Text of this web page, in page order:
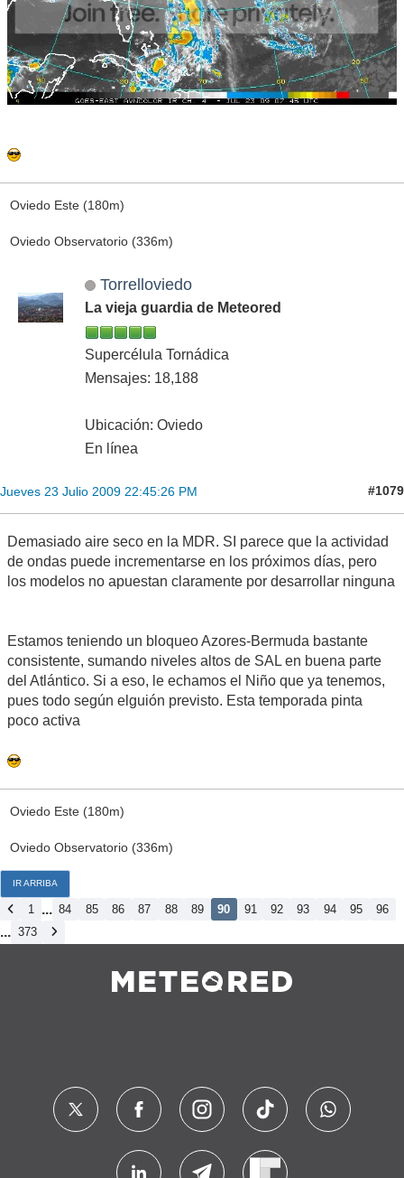
Oviedo Este (180m)
Oviedo Observatorio (336m)
Torrelloviedo
La vieja guardia de Meteored
Supercélula Tornádica
Mensajes: 18,188
Ubicación: Oviedo
En línea
Jueves 23 Julio 2009 22:45:26 PM #1079
Demasiado aire seco en la MDR. SI parece que la actividad
de ondas puede incrementarse en los próximos días, pero
los modelos no apuestan claramente por desarrollar ninguna
Estamos teniendo un bloqueo Azores-Bermuda bastante
consistente, sumando niveles altos de SAL en buena parte
del Atlántico. Si a eso, le echamos el Niño que ya tenemos,
pues todo según elguión previsto. Esta temporada pinta
poco activa
Oviedo Este (180m)
Oviedo Observatorio (336m)
IR ARRIBA
1 ... 84 85 86 87 88 89 90 91 92 93 94 95 96
... 373